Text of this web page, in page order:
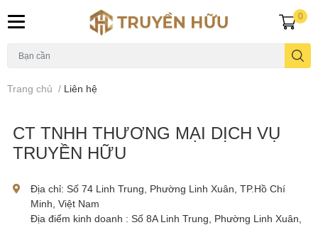
0
Trang chủ / Liên hệ
CT TNHH THƯƠNG MẠI DỊCH VỤ
TRUYỀN HỮU
Địa chỉ: Số 74 Linh Trung, Phường Linh Xuân, TP.Hồ Chí
Minh, Việt Nam
Địa điểm kinh doanh : Số 8A Linh Trung, Phường Linh Xuân,